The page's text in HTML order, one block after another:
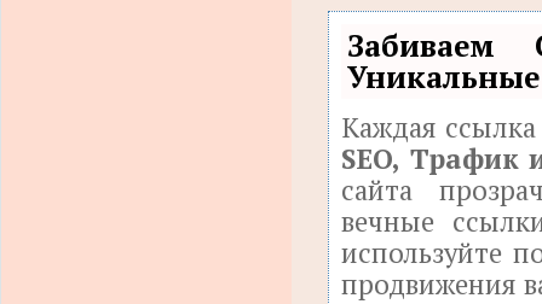
Каждая
SEO, Трафик
сайта
вечные
используйте
продвижения